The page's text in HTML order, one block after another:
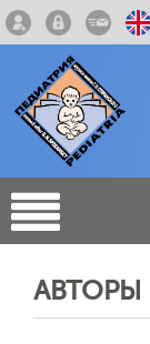
АВТОРЫ